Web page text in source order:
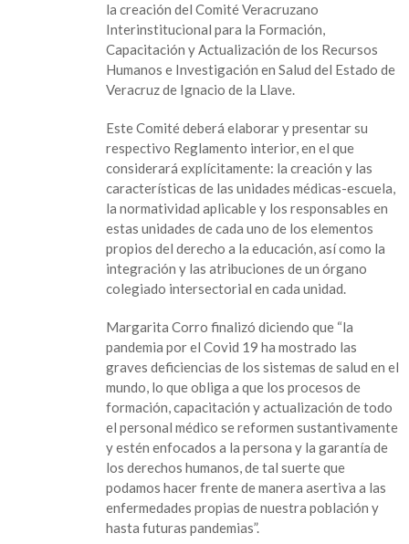
la creación del Comité Veracruzano
Interinstitucional para la Formación,
Capacitación y Actualización de los Recursos
Humanos e Investigación en Salud del Estado de
Veracruz de Ignacio de la Llave.
Este Comité deberá elaborar y presentar su
respectivo Reglamento interior, en el que
considerará explícitamente: la creación y las
características de las unidades médicas-escuela,
la normatividad aplicable y los responsables en
estas unidades de cada uno de los elementos
propios del derecho a la educación, así como la
integración y las atribuciones de un órgano
colegiado intersectorial en cada unidad.
Margarita Corro finalizó diciendo que “la
pandemia por el Covid 19 ha mostrado las
graves deficiencias de los sistemas de salud en el
mundo, lo que obliga a que los procesos de
formación, capacitación y actualización de todo
el personal médico se reformen sustantivamente
y estén enfocados a la persona y la garantía de
los derechos humanos, de tal suerte que
podamos hacer frente de manera asertiva a las
enfermedades propias de nuestra población y
hasta futuras pandemias”.